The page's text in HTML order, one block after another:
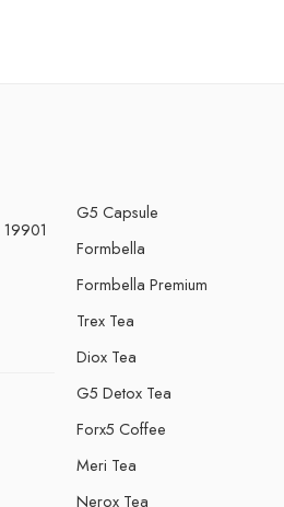
G5 Capsule
Formbella
Formbella Premium
Trex Tea
Diox Tea
G5 Detox Tea
Forx5 Coffee
Meri Tea
Nerox Tea